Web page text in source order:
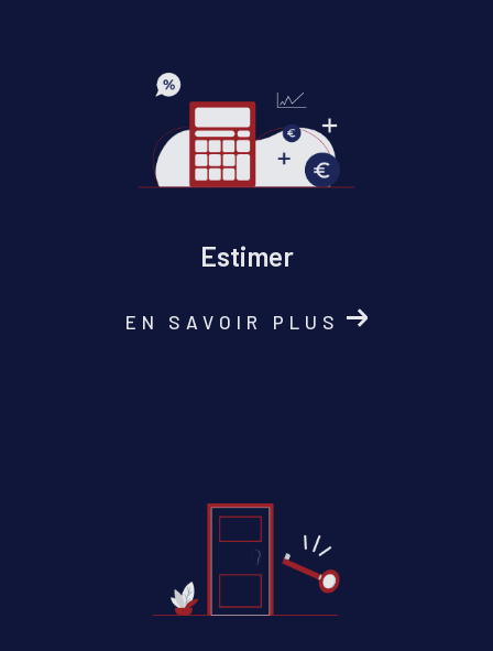
Estimer
EN SAVOIR PLUS